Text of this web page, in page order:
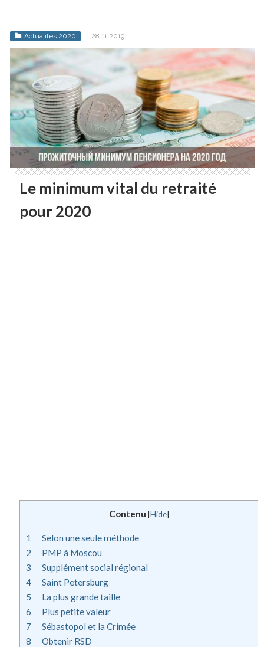
Actualités 2020 28.11.2019
Le minimum vital du retraité
pour 2020
Contenu [Hide]
1
Selon une seule méthode
2
PMP à Moscou
3
Supplément social régional
4
Saint Petersburg
5
La plus grande taille
6
Plus petite valeur
7
Sébastopol et la Crimée
8
Obtenir RSD